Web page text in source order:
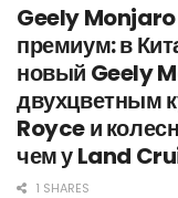
Geely
премиум: в
новый Geely
двухцветным
Royce и
чем у Land
1 SHARES